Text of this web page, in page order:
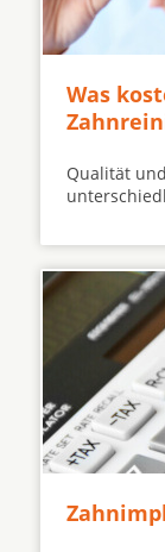
Was
Qualität